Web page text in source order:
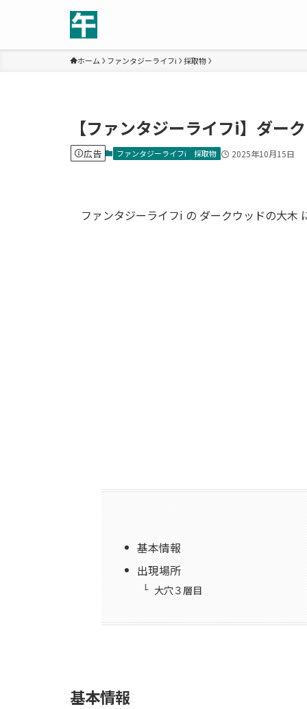
ホーム ファンタジーライフi 採取物
【ファンタジーライフi】ダー
広告 ファンタジーライフi 採取物 2025年10月15日
ファンタジーライフi の ダークウッドの大木
基本情報
出現場所
大穴３層目
基本情報